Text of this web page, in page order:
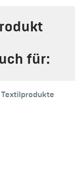
für:
Textilprodukte